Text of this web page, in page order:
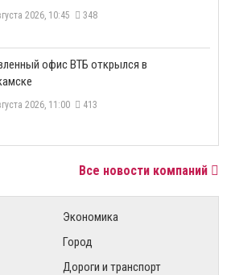
2026, 10:45 348
офис ВТБ открылся в
2026, 11:00 413
Все новости компаний
Экономика
Город
Дороги и транспорт